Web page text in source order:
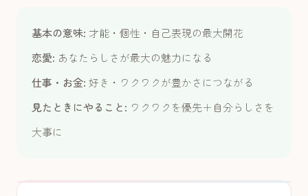
基本の意味: 才能・個性・自己表現の最大開花
恋愛: あなたらしさが最大の魅力になる
仕事・お金: 好き・ワクワクが豊かさにつながる
見たときにやること: ワクワクを優先＋自分らしさを
大事に